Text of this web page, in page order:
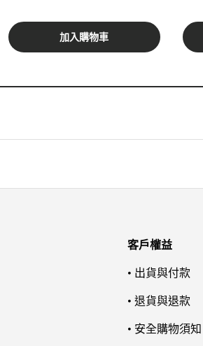
加入購物車
客戶權益
• 出貨與付款
• 退貨與退款
• 安全購物須知